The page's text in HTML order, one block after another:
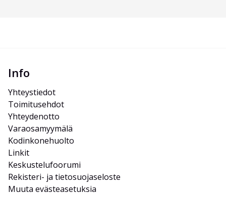
Info
Yhteystiedot
Toimitusehdot
Yhteydenotto
Varaosamyymälä
Kodinkonehuolto
Linkit
Keskustelufoorumi
Rekisteri- ja tietosuojaseloste
Muuta evästeasetuksia